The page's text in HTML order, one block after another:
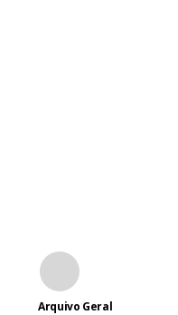
Arquivo Geral